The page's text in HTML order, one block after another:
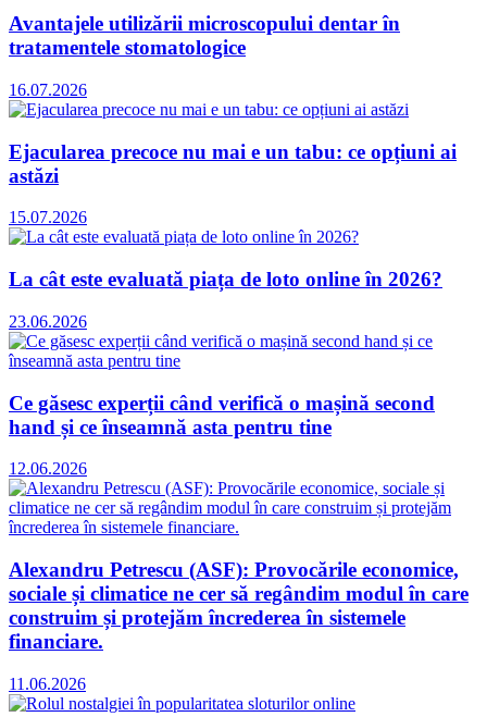
Avantajele utilizării microscopului dentar în
tratamentele stomatologice
16.07.2026
Ejacularea precoce nu mai e un tabu: ce opțiuni ai
astăzi
15.07.2026
La cât este evaluată piața de loto online în 2026?
23.06.2026
Ce găsesc experții când verifică o mașină second
hand și ce înseamnă asta pentru tine
12.06.2026
Alexandru Petrescu (ASF): Provocările economice,
sociale și climatice ne cer să regândim modul în care
construim și protejăm încrederea în sistemele
financiare.
11.06.2026